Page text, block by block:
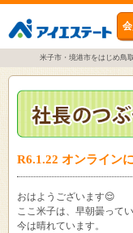
米子市・境港市をはじめ鳥
R6.1.22 オンライン
おはようございます😌
ここ米子は、早朝曇ってい
今は晴れています。